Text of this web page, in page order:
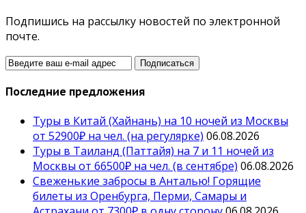
Подпишись на рассылку новостей по электронной
почте.
Последние предложения
Туры в Китай (Хайнань) на 10 ночей из Москвы
от 52900₽ на чел. (на регулярке) 06.08.2026
Туры в Таиланд (Паттайя) на 7 и 11 ночей из
Москвы от 66500₽ на чел. (в сентябре) 06.08.2026
Свеженькие забросы в Анталью! Горящие
билеты из Оренбурга, Перми, Самары и